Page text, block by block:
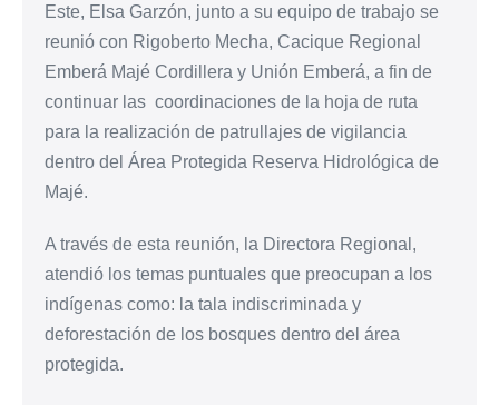
Este, Elsa Garzón, junto a su equipo de trabajo se
reunió con Rigoberto Mecha, Cacique Regional
Emberá Majé Cordillera y Unión Emberá, a fin de
continuar las coordinaciones de la hoja de ruta
para la realización de patrullajes de vigilancia
dentro del Área Protegida Reserva Hidrológica de
Majé.
A través de esta reunión, la Directora Regional,
atendió los temas puntuales que preocupan a los
indígenas como: la tala indiscriminada y
deforestación de los bosques dentro del área
protegida.